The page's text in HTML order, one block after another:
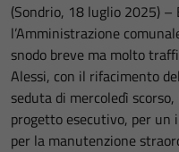
(Sondrio, 18 luglio 2025) –
l’Amministrazione
snodo breve ma molto
Alessi, con il rifacimento
seduta di mercoledì
progetto esecutivo, per un
per la manutenzione